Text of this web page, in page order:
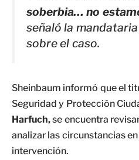
soberbia… no
señaló la
sobre el caso.
Sheinbaum informó que el
Seguridad y Protección
Harfuch,se encuentra
analizar las circunstancias
intervención.